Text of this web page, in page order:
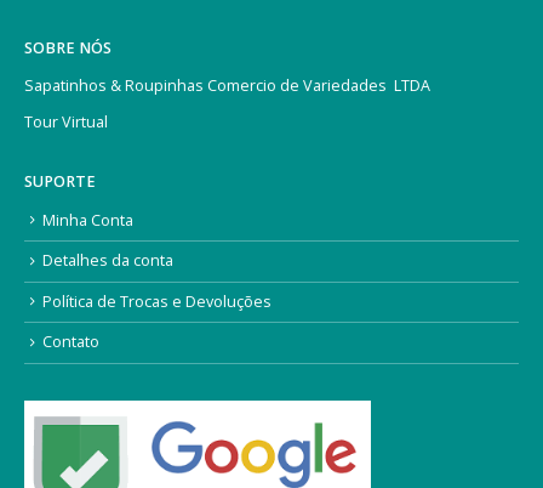
SOBRE NÓS
Sapatinhos & Roupinhas Comercio de Variedades LTDA
Tour Virtual
SUPORTE
Minha Conta
Detalhes da conta
Política de Trocas e Devoluções
Contato